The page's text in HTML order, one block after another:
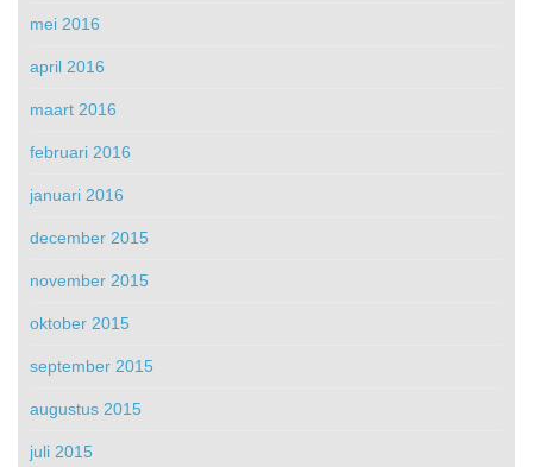
mei 2016
april 2016
maart 2016
februari 2016
januari 2016
december 2015
november 2015
oktober 2015
september 2015
augustus 2015
juli 2015